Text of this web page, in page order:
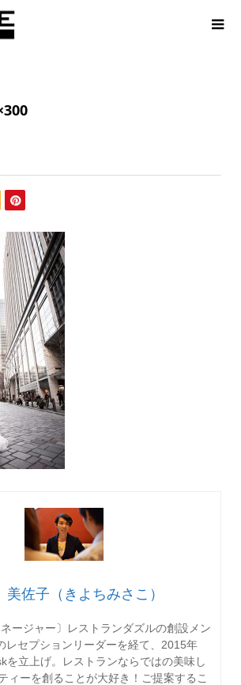
佐子（きよちみさこ）
ネージャー〕レストランダズルの創設メン
レセプションリーダーを経て、2015年
を立上げ。レストランならではの美味し
ィーを創ることが大好き！ご提案するこ